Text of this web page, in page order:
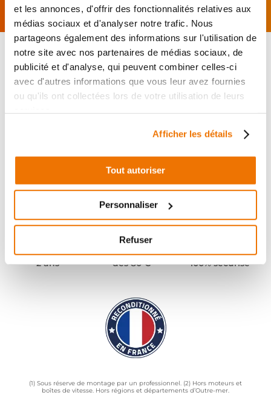
et les annonces, d'offrir des fonctionnalités relatives aux
médias sociaux et d'analyser notre trafic. Nous
partageons également des informations sur l'utilisation de
notre site avec nos partenaires de médias sociaux, de
publicité et d'analyse, qui peuvent combiner celles-ci
avec d'autres informations que vous leur avez fournies
ou qu'ils ont collectées lors de votre utilisation de leurs
Afficher les détails
Tout autoriser
Personnaliser
Refuser
Pièces garanties
2 ans
Port offert
dès 80 €
Paiement
100% sécurisé
(1) Sous réserve de montage par un professionnel. (2) Hors moteurs et
boîtes de vitesse. Hors régions et départements d’Outre-mer.